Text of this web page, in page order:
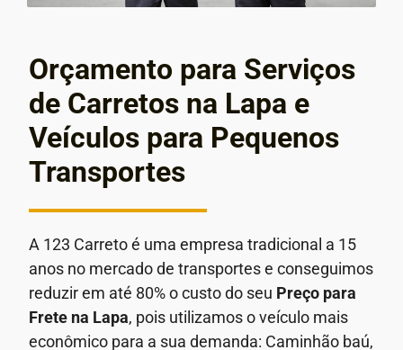
Orçamento para Serviços
de Carretos na Lapa e
Veículos para Pequenos
Transportes
A 123 Carreto é uma empresa tradicional a 15
anos no mercado de transportes e conseguimos
reduzir em até 80% o custo do seu Preço para
Frete na Lapa, pois utilizamos o veículo mais
econômico para a sua demanda: Caminhão baú,